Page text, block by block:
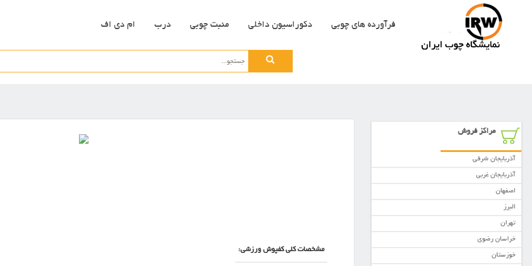
فرآورده های چوبی دکوراسیون داخلی منبت چوبی درب ام دی اف
مشخصات کلی کفپوش ورزشی:
مراکز فروش
آذربایجان شرقی
آذربایجان غربی
اصفهان
البرز
تهران
خراسان رضوی
خوزستان